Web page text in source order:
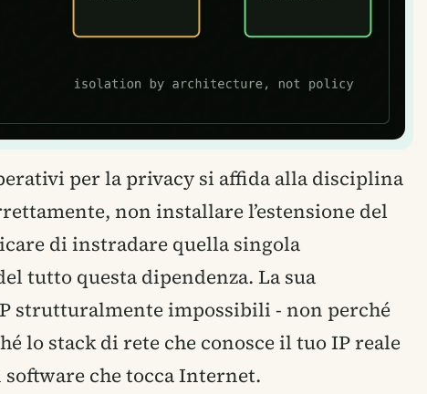
per la privacy si affida alla disciplina
non installare l’estensione del
di instradare quella singola
tutto questa dipendenza. La sua
strutturalmente impossibili - non perché
lo stack di rete che conosce il tuo IP reale
che tocca Internet.